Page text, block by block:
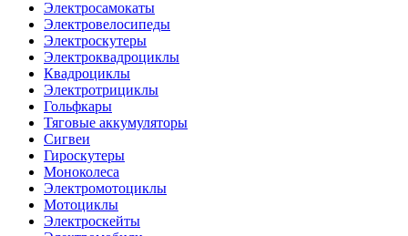
Электросамокаты
Электровелосипеды
Электроскутеры
Электроквадроциклы
Квадроциклы
Электротрициклы
Гольфкары
Тяговые аккумуляторы
Сигвеи
Гироскутеры
Моноколеса
Электромотоциклы
Мотоциклы
Электроскейты